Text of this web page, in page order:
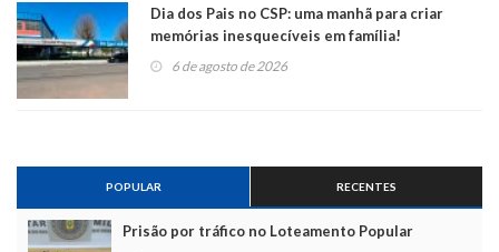
Dia dos Pais no CSP: uma manhã para criar
memórias inesquecíveis em família!
6 de agosto de 2026
POPULAR RECENTES
Prisão por tráfico no Loteamento Popular